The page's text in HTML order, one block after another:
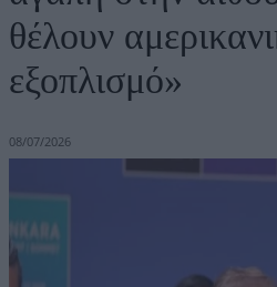
θέλουν
εξοπλισμό»
08/07/2026